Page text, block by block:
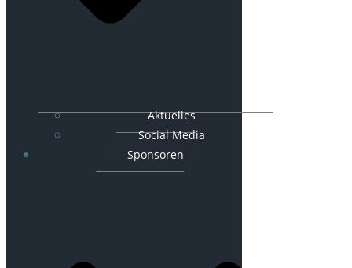
Aktuelles
Social Media
Sponsoren